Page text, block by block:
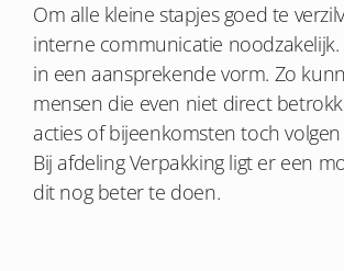
Om alle kleine stapjes goed te
interne communicatie
in een aansprekende vorm. Zo
mensen die even niet direct
acties of bijeenkomsten toch
Bij afdeling Verpakking ligt er een
dit nog beter te doen.